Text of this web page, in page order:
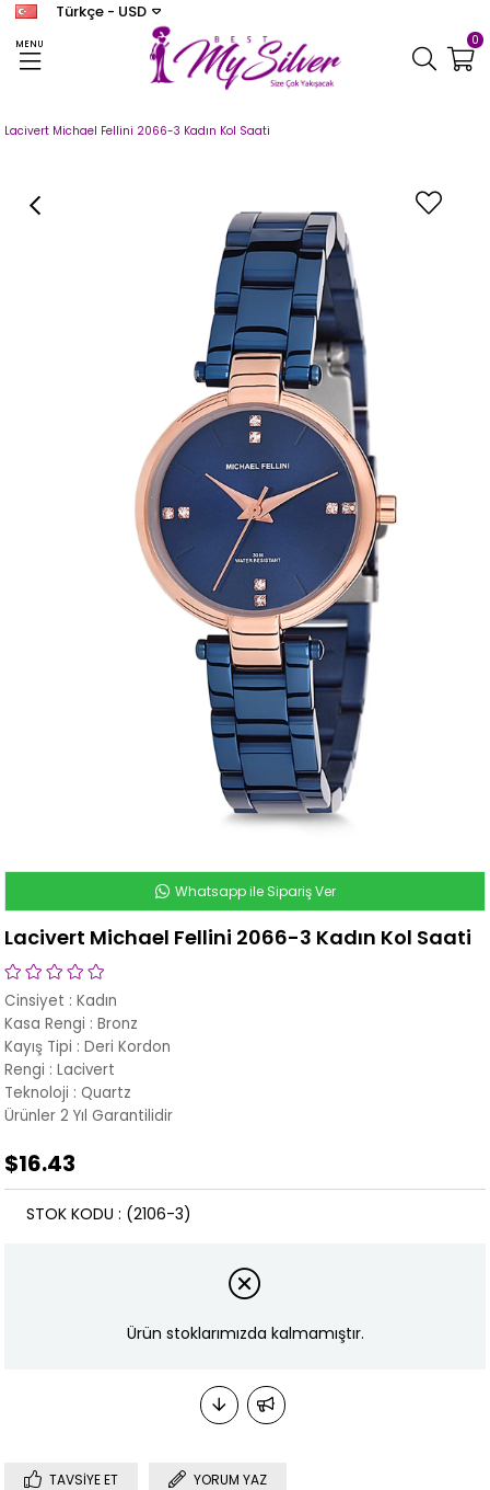
MENU
Türkçe - USD
0
MICHAEL FELLINI Michael Fellini Kadın
Lacivert Michael Fellini 2066-3 Kadın Kol Saati
Whatsapp ile Sipariş Ver
Lacivert Michael Fellini 2066-3 Kadın Kol Saati
Cinsiyet : Kadın
Kasa Rengi : Bronz
Kayış Tipi : Deri Kordon
Rengi :Lacivert
Teknoloji : Quartz
Ürünler 2 Yıl Garantilidir
$16.43
(2106-3)
STOK KODU
Ürün stoklarımızda kalmamıştır.
TAVSIYE ET
YORUM YAZ